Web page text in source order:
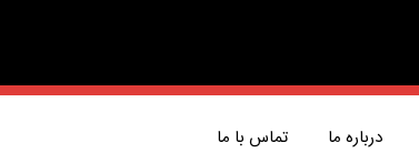
درباره ما تماس با ما